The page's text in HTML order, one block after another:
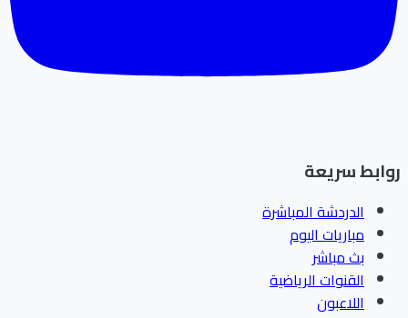
سريعة
الدردشة المباشرة
مباريات اليوم
بث مباشر
القنوات الرياضية
اللاعبون